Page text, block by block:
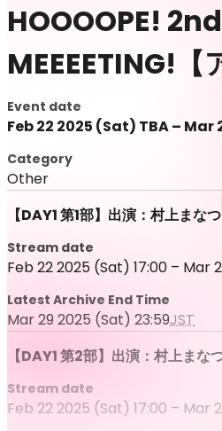
HOOOOPE! 2nd
MEEEETING!【
Event date
Feb 22 2025 (Sat) TBA – Mar
Category
Other
【DAY1 第1部】出演：村上まなつ
Stream date
Feb 22 2025 (Sat) 17:00 – Mar
Latest Archive End Time
Mar 29 2025 (Sat) 23:59JST
【DAY1 第2部】出演：村上まな
Stream date
Feb 22 2025 (Sat) 17:00 – Mar